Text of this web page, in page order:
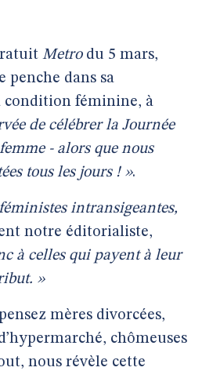
Metrodu 5 mars,
penche dans sa
condition féminine, à
de célébrer la Journée
- alors que nous
tous les jours ! ».
intransigeantes,
notre éditorialiste,
à celles qui payent à leur
»
mères divorcées,
chômeuses
nous révèle cette